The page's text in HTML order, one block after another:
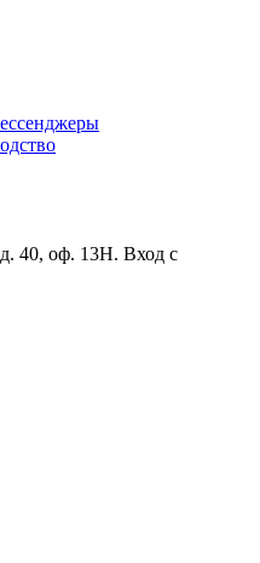
40, оф. 13Н. Вход с